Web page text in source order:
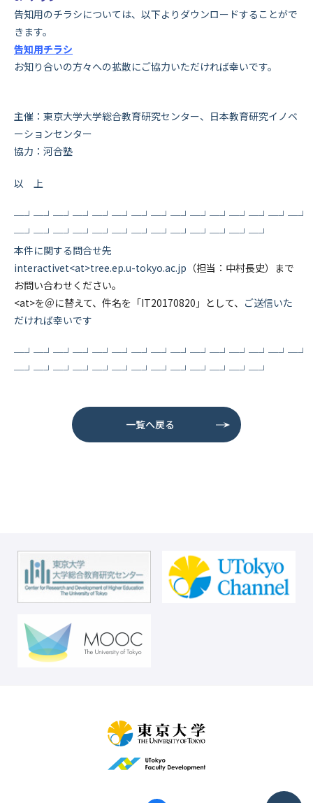
告知用のチラシについては、以下よりダウンロードするこ とがで
きます。
告知用チラシ
お知り合いの方々への拡散にご協力いただければ幸いです。
主催：東京大学大学総合教育研究センター、日本教育研究イノベ
ーションセンター
協力：河合塾
以 上
─┘─┘─┘─┘─┘─┘─┘─┘─┘─┘─┘─┘─┘─┘─┘
─┘─┘─┘─┘─┘─┘─┘─┘─┘─┘─┘─┘─┘
本件に関する問合せ先
interactivet<at>tree.ep.u-tokyo.ac.jp （担当：中村長史）まで
お問い合わせください。
<at>を＠に替えて、件名を「IT20170820」として、 ご送信いた
だければ幸いです
─┘─┘─┘─┘─┘─┘─┘─┘─┘─┘─┘─┘─┘─┘─┘
─┘─┘─┘─┘─┘─┘─┘─┘─┘─┘─┘─┘─┘
一覧へ戻る